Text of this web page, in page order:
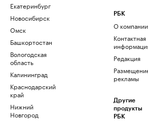
Екатеринбург
Новосибирск
Омск
Башкортостан
Вологодская
область
Калининград
Краснодарский
край
Нижний
Новгород
РБК
О компании
Контактная
Редакция
рекламы
Другие
продукты
РБК